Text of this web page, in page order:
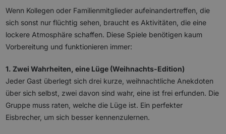
Wenn Kollegen oder Familienmitglieder aufeinandertreffen, die
sich sonst nur flüchtig sehen, braucht es Aktivitäten, die eine
lockere Atmosphäre schaffen. Diese Spiele benötigen kaum
Vorbereitung und funktionieren immer:
1. Zwei Wahrheiten, eine Lüge (Weihnachts-Edition)
Jeder Gast überlegt sich drei kurze, weihnachtliche Anekdoten
über sich selbst, zwei davon sind wahr, eine ist frei erfunden. Die
Gruppe muss raten, welche die Lüge ist. Ein perfekter
Eisbrecher, um sich besser kennenzulernen.